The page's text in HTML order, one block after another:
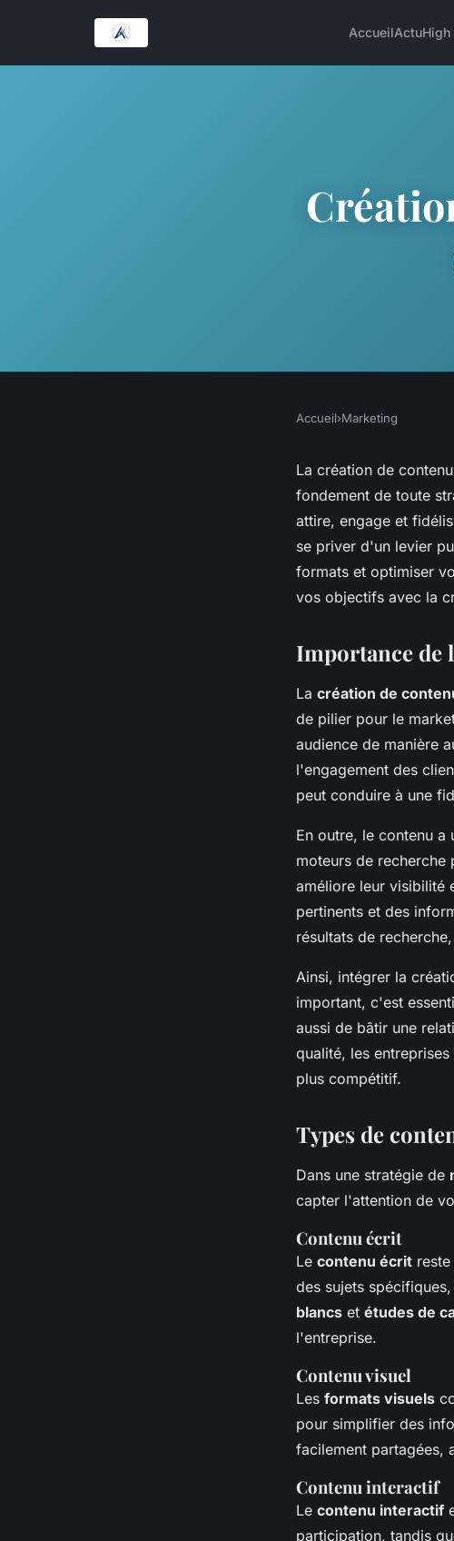
AccueilActuHigh
Accueil›Marketing
La création de
fondement de toute
attire, engage et
se priver d'un levier
formats et optimiser
vos objectifs avec la
Importance de
La création de
de pilier pour le
audience de manière
l'engagement des
peut conduire à une
En outre, le contenu
moteurs de
améliore leur visibilité
pertinents et des
résultats de
Ainsi, intégrer la
important, c'est
aussi de bâtir une
qualité, les
plus compétitif.
Types de
Dans une stratégie de
capter l'attention de
Contenu écrit
Le contenu écrit
des sujets
blancs et études de
l'entreprise.
Contenu visuel
Les formats visuels
pour simplifier des
facilement partagées,
Contenu interactif
Le contenu interactif
participation, tandis